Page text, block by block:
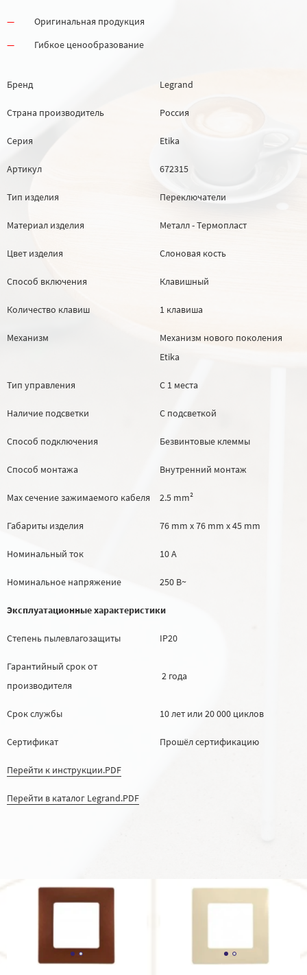
Оригинальная продукция
Гибкое ценообразование
Бренд Legrand
Страна производитель Россия
Серия Etika
Артикул 672315
Тип изделия Переключатели
Материал изделия Металл - Термопласт
Цвет изделия Слоновая кость
Способ включения Клавишный
Количество клавиш 1 клавиша
Механизм
Механизм нового поколения
Etika
Тип управления С 1 места
Наличие подсветки С подсветкой
Способ подключения Безвинтовые клеммы
Способ монтажа Внутренний монтаж
Max сечение зажимаемого кабеля 2.5 mm²
Габариты изделия 76 mm х 76 mm х 45 mm
Номинальный ток 10 А
Номинальное напряжение 250 В~
Эксплуатационные характеристики
Степень пылевлагозащиты IP20
Гарантийный срок от
производителя
2 года
Срок службы 10 лет или 20 000 циклов
Сертификат Прошёл сертификацию
Перейти к инструкции.PDF
Перейти в каталог Legrand.PDF